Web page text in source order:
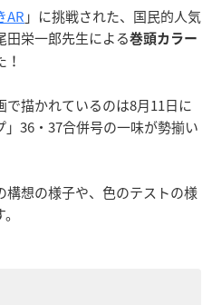
AR 」に挑戦された、国民的人気
田栄一郎先生による巻頭カラー
描かれているのは8月11日に
36・37合併号の一味が勢揃い
想の様子や、色のテストの様